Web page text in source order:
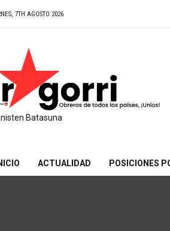
7TH AGOSTO 2026 Egido presenta su
Batasuna
ACTUALIDAD POSICIONES